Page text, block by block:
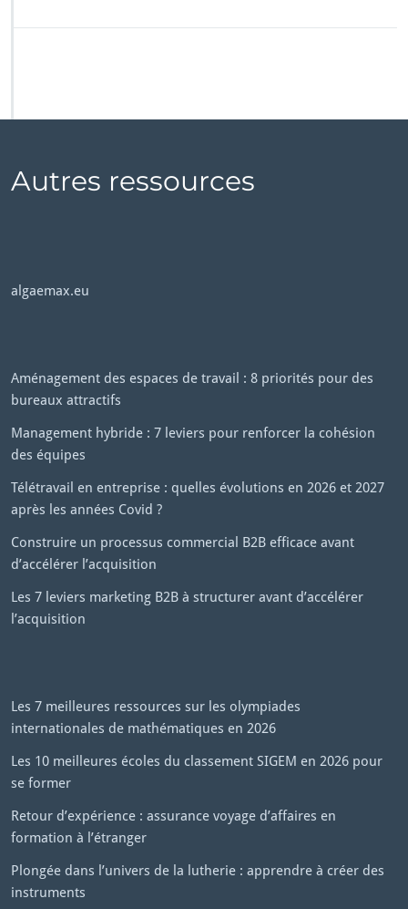
Autres ressources
algaemax.eu
Aménagement des espaces de travail : 8 priorités pour des
bureaux attractifs
Management hybride : 7 leviers pour renforcer la cohésion
des équipes
Télétravail en entreprise : quelles évolutions en 2026 et 2027
après les années Covid ?
Construire un processus commercial B2B efficace avant
d’accélérer l’acquisition
Les 7 leviers marketing B2B à structurer avant d’accélérer
l’acquisition
Les 7 meilleures ressources sur les olympiades
internationales de mathématiques en 2026
Les 10 meilleures écoles du classement SIGEM en 2026 pour
se former
Retour d’expérience : assurance voyage d’affaires en
formation à l’étranger
Plongée dans l’univers de la lutherie : apprendre à créer des
instruments